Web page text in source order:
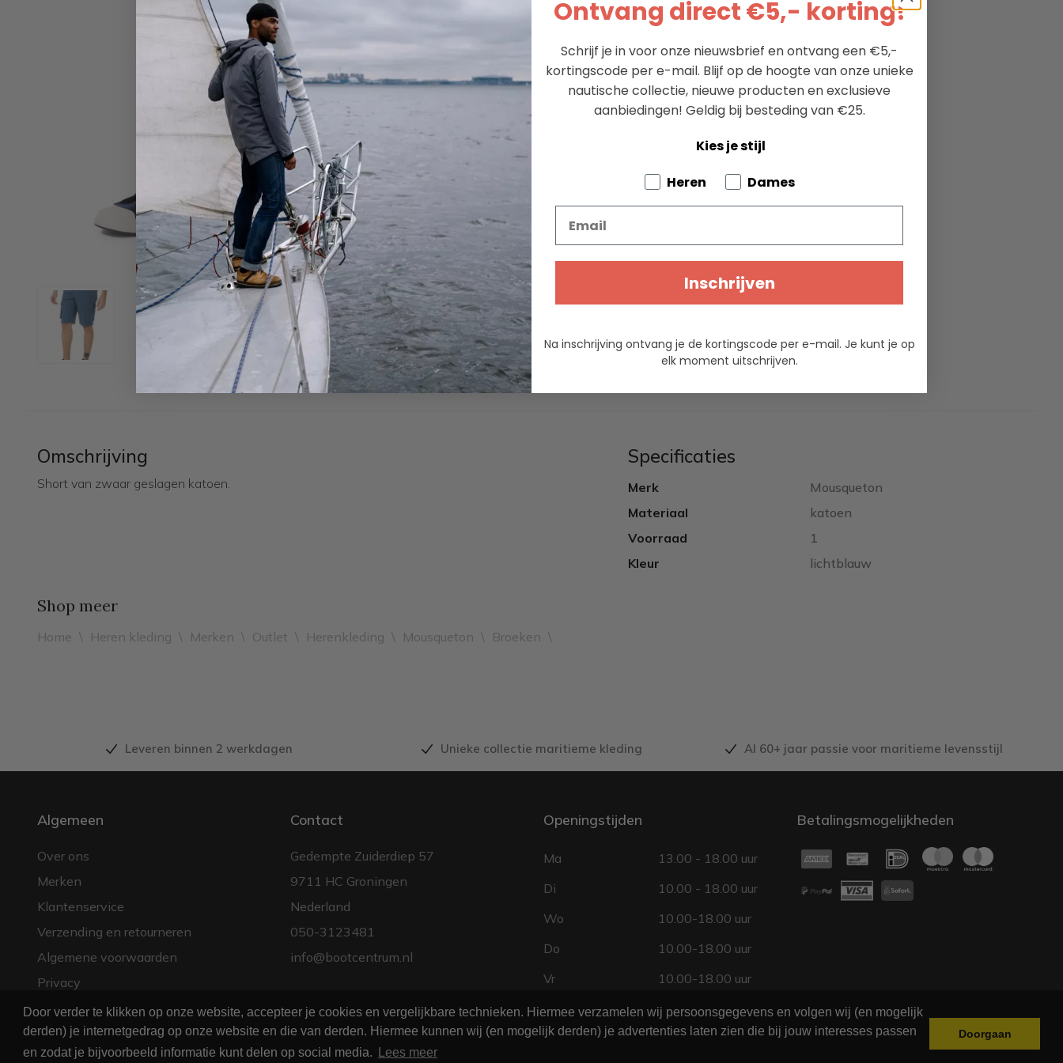
Door verder te klikken op onze website, accepteer je cookies en vergelijkbare technieken. Hiermee verzamelen wij persoonsgegevens en volgen wij (en mogelijk
derden) je internetgedrag op onze website en die van derden. Hiermee kunnen wij (en mogelijk derden) je advertenties laten zien die bij jouw interesses passen
en zodat je bijvoorbeeld informatie kunt delen op social media.
Lees meer
Doorgaan
Al 60+ jaar passie voor maritieme levensstijl
Omschrijving
Short van zwaar geslagen katoen.
Specificaties
Merk
Mousqueton
Materiaal
katoen
Voorraad
1
Kleur
lichtblauw
Shop meer
Home \ Heren kleding \ Merken \ Outlet \ Herenkleding \ Mousqueton \ Broeken \
Leveren binnen 2 werkdagen Unieke collectie maritieme kleding Al 60+ jaar passie voor maritieme levensstijl
Algemeen
Over ons
Merken
Klantenservice
Verzending en retourneren
Algemene voorwaarden
Privacy
Contact
Gedempte Zuiderdiep 57
9711 HC Groningen
Nederland
050-3123481
info@bootcentrum.nl
Openingstijden
Ma
13.00 - 18.00 uur
Di
10.00 - 18.00 uur
Wo
10.00-18.00 uur
Do
10.00-18.00 uur
Vr
10.00-18.00 uur
Za
10.00 - 17.00 uur
Zo
gesloten
Betalingsmogelijkheden
Ontvang direct €5,- korting!
Schrijf je in voor onze nieuwsbrief en ontvang een €5,-
kortingscode per e-mail. Blijf op de hoogte van onze unieke
nautische collectie, nieuwe producten en exclusieve
aanbiedingen! Geldig bij besteding van €25.
Kies je stijl
Tell us about your pets
Heren
Dames
Inschrijven
Na inschrijving ontvang je de kortingscode per e-mail. Je kunt je op
elk moment uitschrijven.